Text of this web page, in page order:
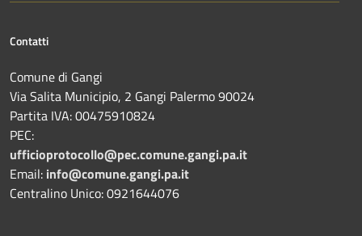
Contatti
Comune di Gangi
Via Salita Municipio, 2 Gangi Palermo 90024
Partita IVA: 00475910824
PEC:
ufficioprotocollo@pec.comune.gangi.pa.it
Email: info@comune.gangi.pa.it
Centralino Unico: 0921644076